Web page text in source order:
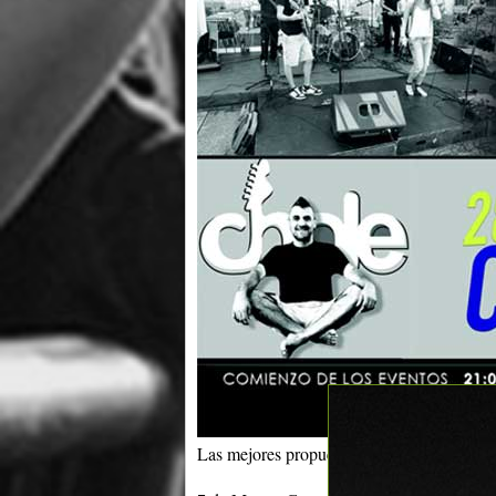
Las mejores propuestas musicales: